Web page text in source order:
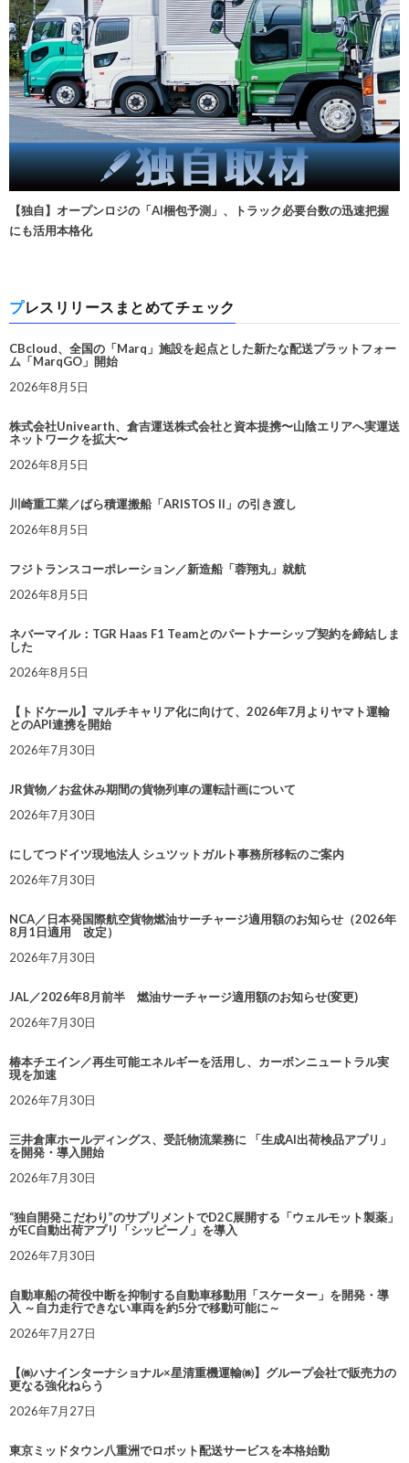
【独自】オープンロジの「AI梱包予測」、トラック必要台数の迅速把握
にも活用本格化
プレスリリースまとめてチェック
CBcloud、全国の「Marq」施設を起点とした新たな配送プラットフォー
ム「MarqGO」開始
2026年8月5日
株式会社Univearth、倉吉運送株式会社と資本提携〜山陰エリアへ実運送
ネットワークを拡大〜
2026年8月5日
川崎重工業／ばら積運搬船「ARISTOS II」の引き渡し
2026年8月5日
フジトランスコーポレーション／新造船「蓉翔丸」就航
2026年8月5日
ネバーマイル：TGR Haas F1 Teamとのパートナーシップ契約を締結しま
した
2026年8月5日
【トドケール】マルチキャリア化に向けて、2026年7月よりヤマト運輸
とのAPI連携を開始
2026年7月30日
JR貨物／お盆休み期間の貨物列車の運転計画について
2026年7月30日
にしてつドイツ現地法人 シュツットガルト事務所移転のご案内
2026年7月30日
NCA／日本発国際航空貨物燃油サーチャージ適用額のお知らせ（2026年
8月1日適用 改定）
2026年7月30日
JAL／2026年8月前半 燃油サーチャージ適用額のお知らせ(変更)
2026年7月30日
椿本チエイン／再生可能エネルギーを活用し、カーボンニュートラル実
現を加速
2026年7月30日
三井倉庫ホールディングス、受託物流業務に 「生成AI出荷検品アプリ」
を開発・導入開始
2026年7月30日
“独自開発こだわり”のサプリメントでD2C展開する「ウェルモット製薬」
がEC自動出荷アプリ「シッピーノ」を導入
2026年7月30日
自動車船の荷役中断を抑制する自動車移動用「スケーター」を開発・導
入 ～自力走行できない車両を約5分で移動可能に～
2026年7月27日
【㈱ハナインターナショナル×星清重機運輸㈱】グループ会社で販売力の
更なる強化ねらう
2026年7月27日
東京ミッドタウン八重洲でロボット配送サービスを本格始動